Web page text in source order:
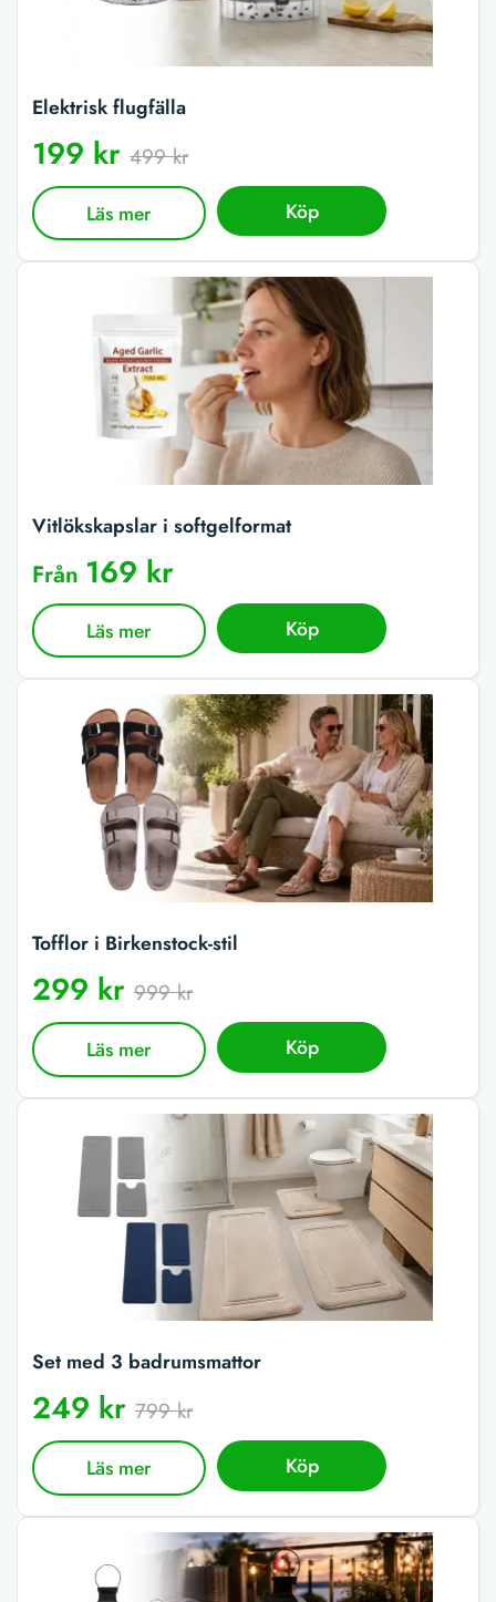
Elektrisk flugfälla
199 kr 499 kr
Läs mer Köp
Vitlökskapslar i softgelformat
Från 169 kr
Läs mer Köp
Tofflor i Birkenstock-stil
299 kr 999 kr
Läs mer Köp
Set med 3 badrumsmattor
249 kr 799 kr
Läs mer Köp